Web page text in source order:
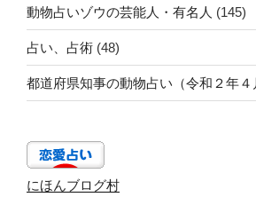
動物占いゾウの芸能人・有名人 (145)
占い、占術 (48)
都道府県知事の動物占い（令和２年４
にほんブログ村